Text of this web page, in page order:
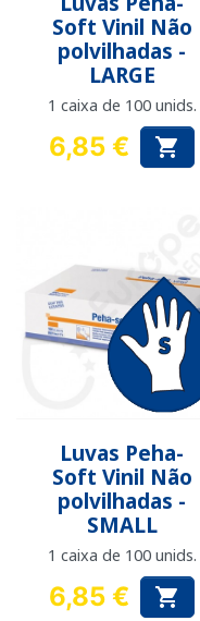
Soft Vinil Não
polvilhadas -
LARGE
1 caixa de 100 unids.
Preço
6,85 € 
Luvas Peha-
Soft Vinil Não
polvilhadas -
SMALL
1 caixa de 100 unids.
Preço
6,85 € 